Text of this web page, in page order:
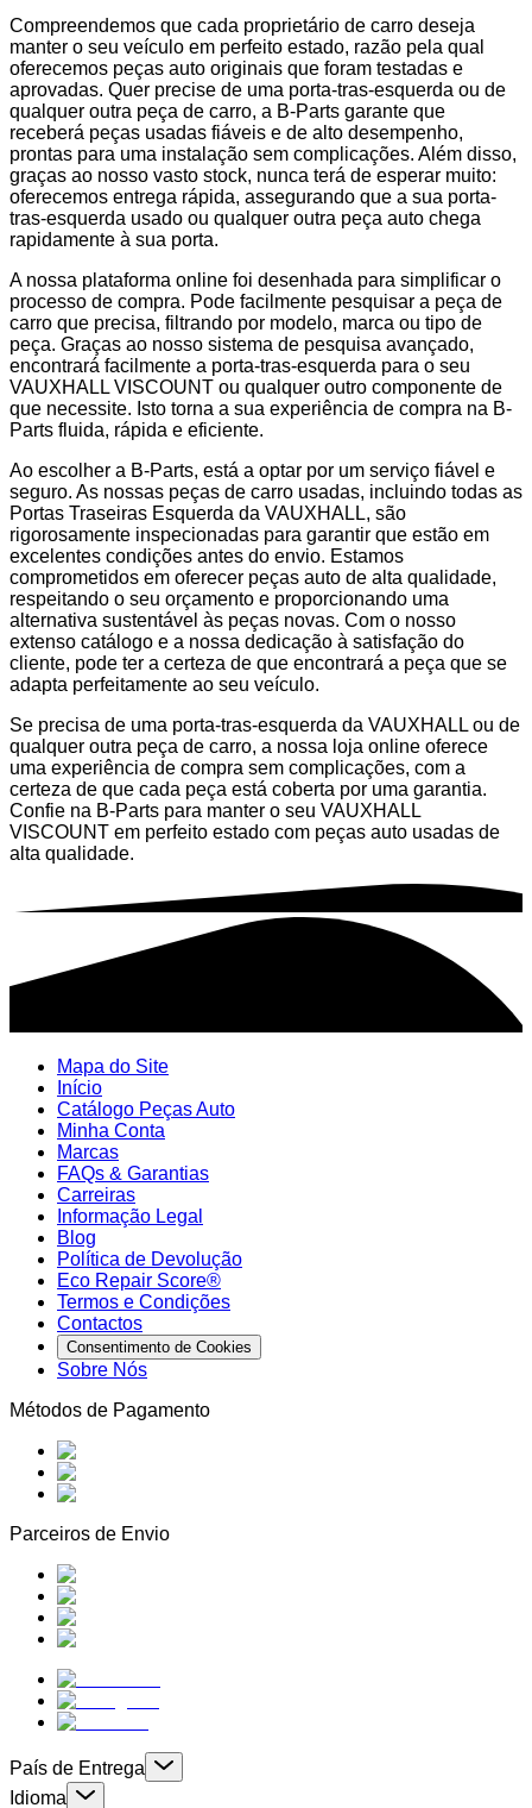
Compreendemos que cada proprietário de carro deseja
manter o seu veículo em perfeito estado, razão pela qual
oferecemos peças auto originais que foram testadas e
aprovadas. Quer precise de uma porta-tras-esquerda ou de
qualquer outra peça de carro, a B-Parts garante que
receberá peças usadas fiáveis e de alto desempenho,
prontas para uma instalação sem complicações. Além disso,
graças ao nosso vasto stock, nunca terá de esperar muito:
oferecemos entrega rápida, assegurando que a sua porta-
tras-esquerda usado ou qualquer outra peça auto chega
rapidamente à sua porta.
A nossa plataforma online foi desenhada para simplificar o
processo de compra. Pode facilmente pesquisar a peça de
carro que precisa, filtrando por modelo, marca ou tipo de
peça. Graças ao nosso sistema de pesquisa avançado,
encontrará facilmente a porta-tras-esquerda para o seu
VAUXHALL VISCOUNT ou qualquer outro componente de
que necessite. Isto torna a sua experiência de compra na B-
Parts fluida, rápida e eficiente.
Ao escolher a B-Parts, está a optar por um serviço fiável e
seguro. As nossas peças de carro usadas, incluindo todas as
Portas Traseiras Esquerda da VAUXHALL, são
rigorosamente inspecionadas para garantir que estão em
excelentes condições antes do envio. Estamos
comprometidos em oferecer peças auto de alta qualidade,
respeitando o seu orçamento e proporcionando uma
alternativa sustentável às peças novas. Com o nosso
extenso catálogo e a nossa dedicação à satisfação do
cliente, pode ter a certeza de que encontrará a peça que se
adapta perfeitamente ao seu veículo.
Se precisa de uma porta-tras-esquerda da VAUXHALL ou de
qualquer outra peça de carro, a nossa loja online oferece
uma experiência de compra sem complicações, com a
certeza de que cada peça está coberta por uma garantia.
Confie na B-Parts para manter o seu VAUXHALL
VISCOUNT em perfeito estado com peças auto usadas de
alta qualidade.
Mapa do Site
Início
Catálogo Peças Auto
Minha Conta
Marcas
FAQs & Garantias
Carreiras
Informação Legal
Blog
Política de Devolução
Eco Repair Score®
Termos e Condições
Contactos
Consentimento de Cookies
Sobre Nós
Métodos de Pagamento
Parceiros de Envio
País de Entrega
Idioma